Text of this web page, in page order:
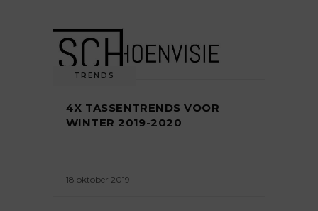
TRENDS
4X TASSENTRENDS VOOR
WINTER 2019-2020
18 oktober 2019